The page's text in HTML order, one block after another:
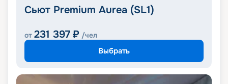
Сьют Premium Aurea (SL1)
от 231 397 ₽ /чел
Выбрать